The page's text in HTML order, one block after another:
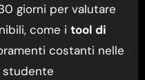
giorni per valutare
come i tool di
costanti nelle
studente